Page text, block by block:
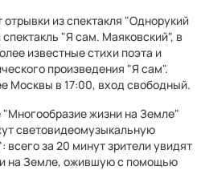
из спектакля "Однорукий
"Я сам. Маяковский", в
известные стихи поэта и
произведения "Я сам".
Москвы в 17:00, вход свободный.
жизни на Земле"
световидеомузыкальную
за 20 минут зрители увидят
на Земле, ожившую с помощью